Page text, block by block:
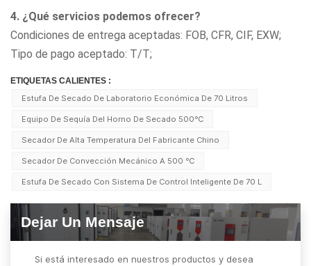
4. ¿Qué servicios podemos ofrecer?
Condiciones de entrega aceptadas: FOB, CFR, CIF, EXW;
Tipo de pago aceptado: T/T;
ETIQUETAS CALIENTES :
Estufa De Secado De Laboratorio Económica De 70 Litros
Equipo De Sequía Del Horno De Secado 500℃
Secador De Alta Temperatura Del Fabricante Chino
Secador De Convección Mecánico A 500 ℃
Estufa De Secado Con Sistema De Control Inteligente De 70 L
Dejar Un Mensaje
Si está interesado en nuestros productos y desea